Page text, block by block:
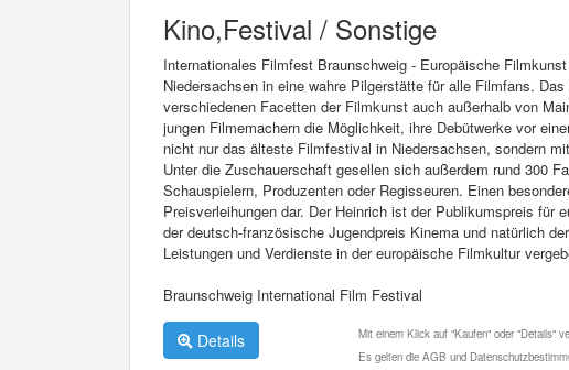
Kino,Festival / Sonstige
Internationales Filmfest Braunschweig - Europäische
Niedersachsen in eine wahre Pilgerstätte für alle Filmfans.
verschiedenen Facetten der Filmkunst auch außerhalb von
jungen Filmemachern die Möglichkeit, ihre Debütwerke vor
nicht nur das älteste Filmfestival in Niedersachsen, sondern
Unter die Zuschauerschaft gesellen sich außerdem rund 300
Schauspielern, Produzenten oder Regisseuren. Einen
Preisverleihungen dar. Der Heinrich ist der Publikumspreis für
der deutsch-französische Jugendpreis Kinema und natürlich
Leistungen und Verdienste in der europäische Filmkultur
Braunschweig International Film Festival
Details
Mit einem Klick auf "Kaufen" oder "Details"
Es gelten die AGB und